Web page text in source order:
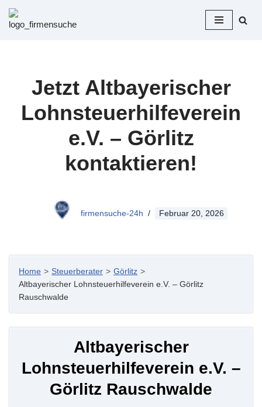
Zum
Jetzt Altbayerischer
Lohnsteuerhilfeverein
e.V. – Görlitz
kontaktieren!
firmensuche-24h Februar 20, 2026
Home > Steuerberater > Görlitz >
Altbayerischer Lohnsteuerhilfeverein e.V. – Görlitz
Rauschwalde
Altbayerischer
Lohnsteuerhilfeverein e.V. –
Görlitz Rauschwalde